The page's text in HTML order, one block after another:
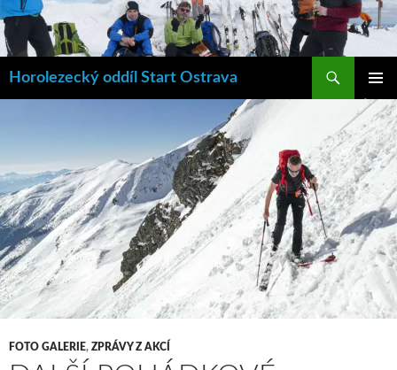
Horolezecký oddíl Start Ostrava
MENU
FOTO GALERIE, ZPRÁVY Z AKCÍ